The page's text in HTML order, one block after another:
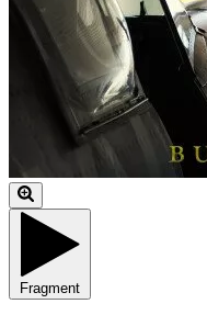
Fragment